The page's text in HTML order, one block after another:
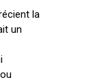
la
un